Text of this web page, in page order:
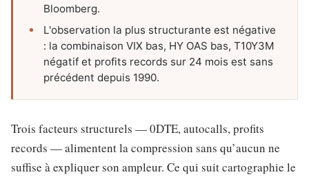
Bloomberg.
L'observation la plus structurante est négative
: la combinaison VIX bas, HY OAS bas, T10Y3M
négatif et profits records sur 24 mois est sans
précédent depuis 1990.
Trois facteurs structurels — 0DTE, autocalls, profits
records — alimentent la compression sans qu’aucun ne
suffise à expliquer son ampleur. Ce qui suit cartographie le